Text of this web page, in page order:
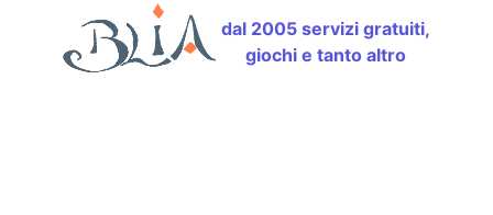
dal 2005 servizi gratuiti,
giochi e tanto altro